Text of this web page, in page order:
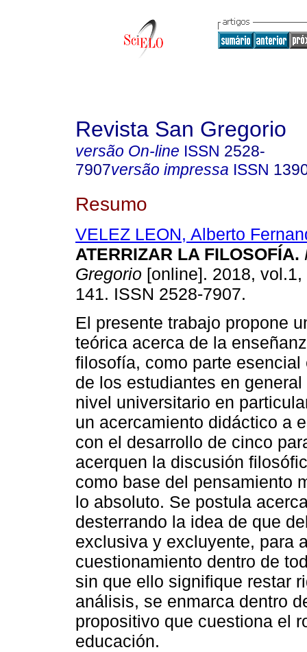
Revista San Gregorio
versão On-line ISSN 2528-
7907versão impressa ISSN
Resumo
VELEZ LEON, Alberto
ATERRIZAR LA FILOSOFÍA.
Gregorio [online]. 2018,
141. ISSN 2528-7907.
El presente trabajo propone
teórica acerca de la
filosofía, como parte esencial
de los estudiantes en
nivel universitario en
un acercamiento didáctico a
con el desarrollo de cinco
acerquen la discusión
como base del pensamiento
lo absoluto. Se postula
desterrando la idea de que
exclusiva y excluyente, para
cuestionamiento dentro de
sin que ello signifique restar
análisis, se enmarca dentro
propositivo que cuestiona el
educación.